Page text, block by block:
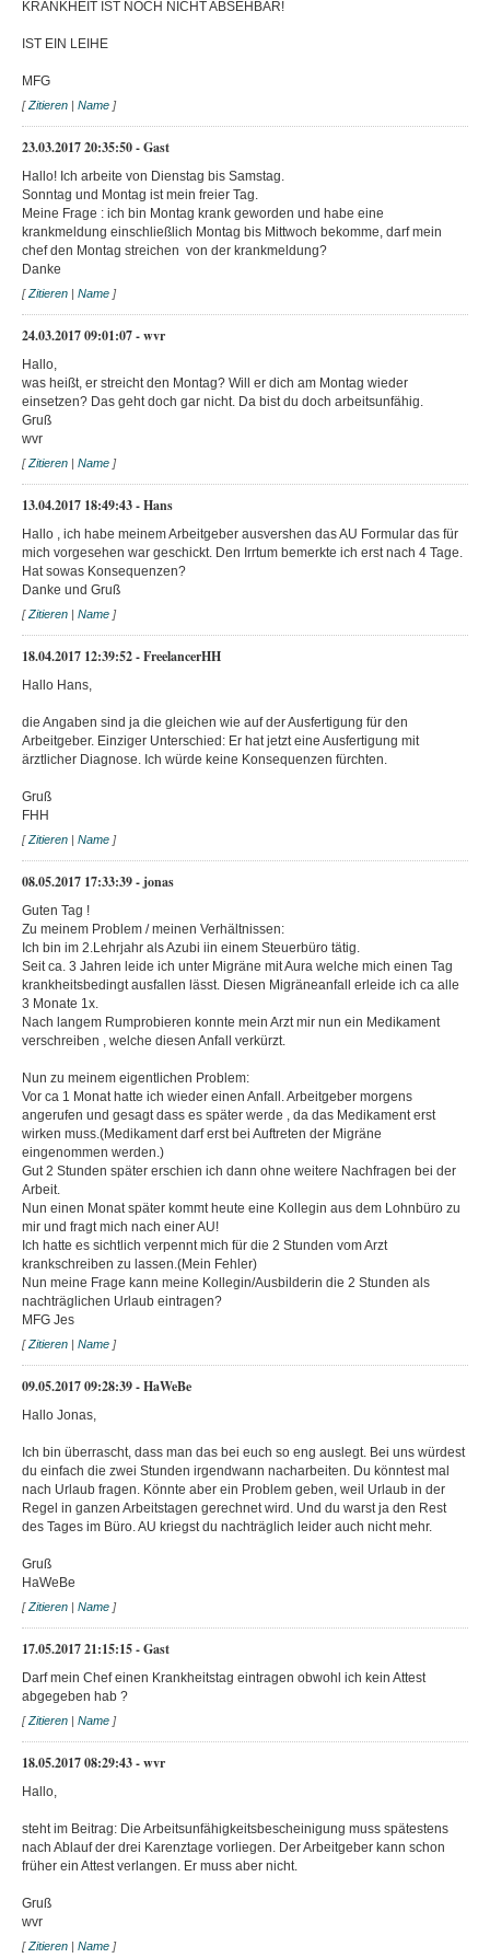
KRANKHEIT IST NOCH NICHT ABSEHBAR!
IST EIN LEIHE
MFG
[Zitieren | Name ]
23.03.2017 20:35:50 - Gast
Hallo! Ich arbeite von Dienstag bis Samstag.
Sonntag und Montag ist mein freier Tag.
Meine Frage : ich bin Montag krank geworden und habe eine
krankmeldung einschließlich Montag bis Mittwoch bekomme, darf mein
chef den Montag streichen von der krankmeldung?
Danke
[Zitieren | Name ]
24.03.2017 09:01:07 - wvr
Hallo,
was heißt, er streicht den Montag? Will er dich am Montag wieder
einsetzen? Das geht doch gar nicht. Da bist du doch arbeitsunfähig.
Gruß
wvr
[Zitieren | Name ]
13.04.2017 18:49:43 - Hans
Hallo , ich habe meinem Arbeitgeber ausvershen das AU Formular das für
mich vorgesehen war geschickt. Den Irrtum bemerkte ich erst nach 4 Tage.
Hat sowas Konsequenzen?
Danke und Gruß
[Zitieren | Name ]
18.04.2017 12:39:52 - FreelancerHH
Hallo Hans,
die Angaben sind ja die gleichen wie auf der Ausfertigung für den
Arbeitgeber. Einziger Unterschied: Er hat jetzt eine Ausfertigung mit
ärztlicher Diagnose. Ich würde keine Konsequenzen fürchten.
Gruß
FHH
[Zitieren | Name ]
08.05.2017 17:33:39 - jonas
Guten Tag !
Zu meinem Problem / meinen Verhältnissen:
Ich bin im 2.Lehrjahr als Azubi iin einem Steuerbüro tätig.
Seit ca. 3 Jahren leide ich unter Migräne mit Aura welche mich einen Tag
krankheitsbedingt ausfallen lässt. Diesen Migräneanfall erleide ich ca alle
3 Monate 1x.
Nach langem Rumprobieren konnte mein Arzt mir nun ein Medikament
verschreiben , welche diesen Anfall verkürzt.
Nun zu meinem eigentlichen Problem:
Vor ca 1 Monat hatte ich wieder einen Anfall. Arbeitgeber morgens
angerufen und gesagt dass es später werde , da das Medikament erst
wirken muss.(Medikament darf erst bei Auftreten der Migräne
eingenommen werden.)
Gut 2 Stunden später erschien ich dann ohne weitere Nachfragen bei der
Arbeit.
Nun einen Monat später kommt heute eine Kollegin aus dem Lohnbüro zu
mir und fragt mich nach einer AU!
Ich hatte es sichtlich verpennt mich für die 2 Stunden vom Arzt
krankschreiben zu lassen.(Mein Fehler)
Nun meine Frage kann meine Kollegin/Ausbilderin die 2 Stunden als
nachträglichen Urlaub eintragen?
MFG Jes
[Zitieren | Name ]
09.05.2017 09:28:39 - HaWeBe
Hallo Jonas,
Ich bin überrascht, dass man das bei euch so eng auslegt. Bei uns würdest
du einfach die zwei Stunden irgendwann nacharbeiten. Du könntest mal
nach Urlaub fragen. Könnte aber ein Problem geben, weil Urlaub in der
Regel in ganzen Arbeitstagen gerechnet wird. Und du warst ja den Rest
des Tages im Büro. AU kriegst du nachträglich leider auch nicht mehr.
Gruß
HaWeBe
[Zitieren | Name ]
17.05.2017 21:15:15 - Gast
Darf mein Chef einen Krankheitstag eintragen obwohl ich kein Attest
abgegeben hab ?
[Zitieren | Name ]
18.05.2017 08:29:43 - wvr
Hallo,
steht im Beitrag: Die Arbeitsunfähigkeitsbescheinigung muss spätestens
nach Ablauf der drei Karenztage vorliegen. Der Arbeitgeber kann schon
früher ein Attest verlangen. Er muss aber nicht.
Gruß
wvr
[Zitieren | Name ]